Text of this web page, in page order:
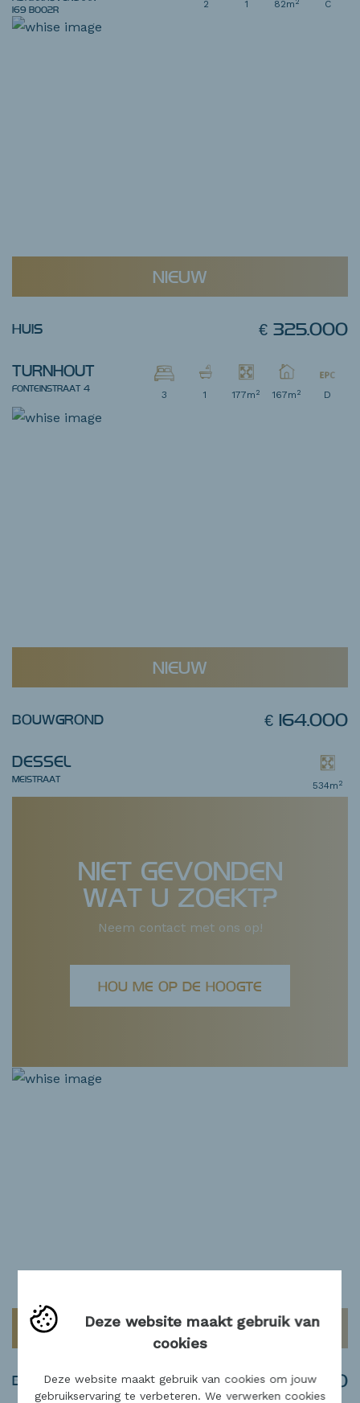
169 B002R 2 1 82m C
NIEUW
HUIS € 325.000
TURNHOUT
FONTEINSTRAAT 4
3 1 177m 2 167m 2 D
NIEUW
BOUWGROND € 164.000
DESSEL
MEISTRAAT
534m 2
NIET GEVONDEN
WAT U ZOEKT?
Neem contact met ons op!
HOU ME OP DE HOOGTE
NIEUW
BOUWGROND € 147.000
Deze website maakt gebruik van
cookies
Deze website maakt gebruik van cookies om jouw
gebruikservaring te verbeteren. We verwerken cookies